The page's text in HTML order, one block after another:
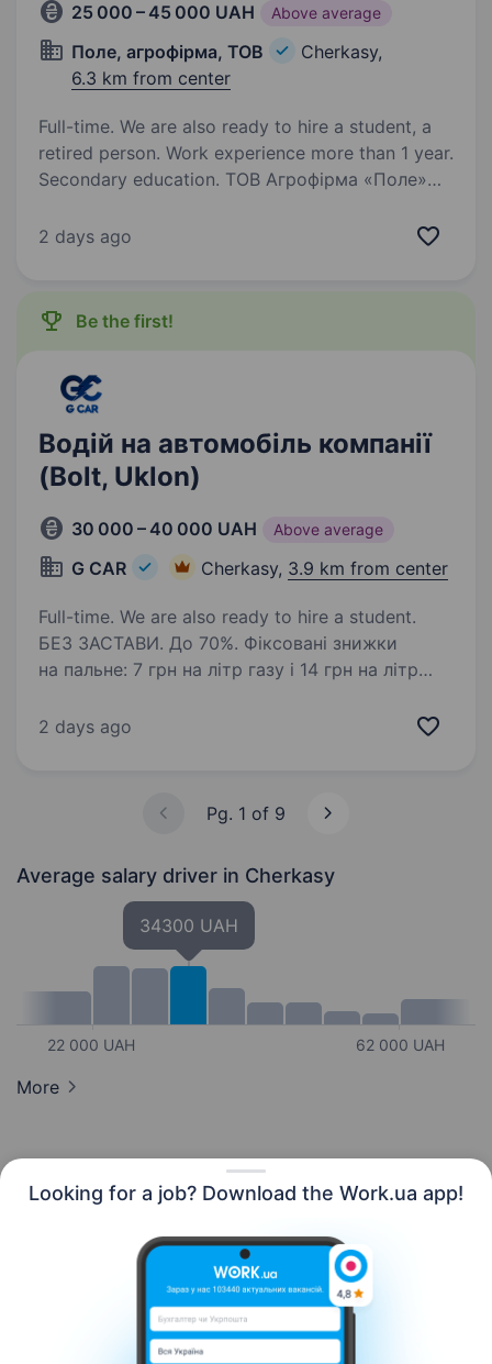
Looking for a job? Download the Work.ua app!
25 000 – 45 000 UAH Above average
Поле, агрофірма, ТОВ
Cherkasy,
6.3 km from center
Full-time. We are also ready to hire a student, a
retired person. Work experience more than 1 year.
Secondary education. ТОВ Агрофірма «Поле»
(перевезення по Україні на н/пр зерновозі)
Керування транспортним…
2 days ago
Be the first!
Водій на автомобіль компанії
(Bolt, Uklon)
30 000 – 40 000 UAH Above average
G CAR Cherkasy, 3.9 km from center
Full-time. We are also ready to hire a student.
БЕЗ ЗАСТАВИ. До 70%. Фіксовані знижки
на пальне: 7 грн на літр газу і 14 грн на літр
на авто. Автопарк «G CAR» шукає водія для
2 days ago
Pg. 1 of 9
Average salary driver in Cherkasy
22 000 UAH
34300 UAH
62 000 UAH
More